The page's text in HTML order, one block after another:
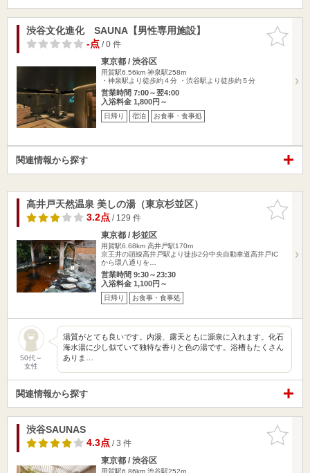
お気に入
りに追加
渋谷文化進化 SAUNA【男性専用施設】
-点/ 0 件
東京都 / 渋谷区
用賀駅6.56km 神泉駅258m
・神泉駅より徒歩約４分 ・渋谷駅より徒歩約５分
営業時間 7:00～翌4:00
入浴料金 1,800円～
日帰り 宿泊 お食事・食事処
関連情報から探す
お気に入
りに追加
高井戸天然温泉 美しの湯（東京杉並区）
3.2点/ 129 件
東京都 / 杉並区
用賀駅6.68km 高井戸駅170m
京王井の頭線高井戸駅より徒歩2分中央自動車道高井戸IC
から環八通りを…
営業時間 9:30～23:30
入浴料金 1,100円～
日帰り お食事・食事処
50代～
女性
湯質がとても良いです。内湯、露天ともに源泉に入れます。化石
海水湯に少し似ていて独特な香りと色の湯です。浴槽もたくさん
ありま…
関連情報から探す
お気に入
りに追加
渋谷SAUNAS
4.3点/ 3 件
東京都 / 渋谷区
用賀駅6.86km 渋谷駅252m